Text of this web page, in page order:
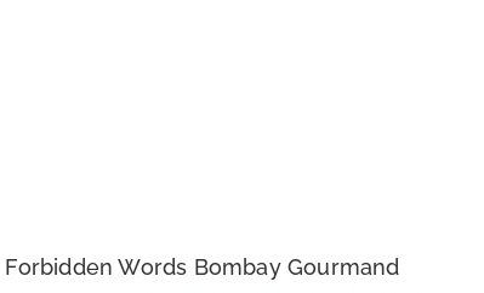
Forbidden Words Bombay Gourmand